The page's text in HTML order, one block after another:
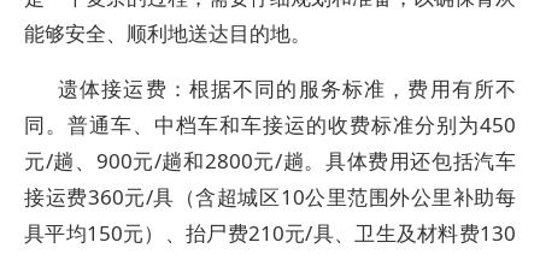
能够安全、顺利地送达目的地。
遗体接运费：根据不同的服务标准，费用有所不
同。普通车、中档车和车接运的收费标准分别为450
元/趟、900元/趟和2800元/趟。具体费用还包括汽车
接运费360元/具（含超城区10公里范围外公里补助每
具平均150元）、抬尸费210元/具、卫生及材料费130